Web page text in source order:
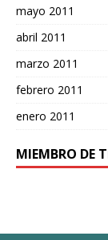
mayo 2011
abril 2011
marzo 2011
febrero 2011
enero 2011
MIEMBRO DE